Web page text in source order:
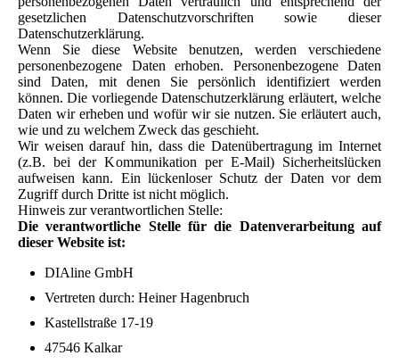
gesetzlichen Datenschutzvorschriften sowie dieser
Datenschutzerklärung.
Wenn Sie diese Website benutzen, werden verschiedene
personenbezogene Daten erhoben. Personenbezogene Daten
sind Daten, mit denen Sie persönlich identifiziert werden
können. Die vorliegende Datenschutzerklärung erläutert, welche
Daten wir erheben und wofür wir sie nutzen. Sie erläutert auch,
wie und zu welchem Zweck das geschieht.
Wir weisen darauf hin, dass die Datenübertragung im Internet
(z.B. bei der Kommunikation per E-Mail) Sicherheitslücken
aufweisen kann. Ein lückenloser Schutz der Daten vor dem
Zugriff durch Dritte ist nicht möglich.
Hinweis zur verantwortlichen Stelle:
Die verantwortliche Stelle für die Datenverarbeitung auf
dieser Website ist:
DIAline GmbH
Vertreten durch: Heiner Hagenbruch
Kastellstraße 17-19
47546 Kalkar